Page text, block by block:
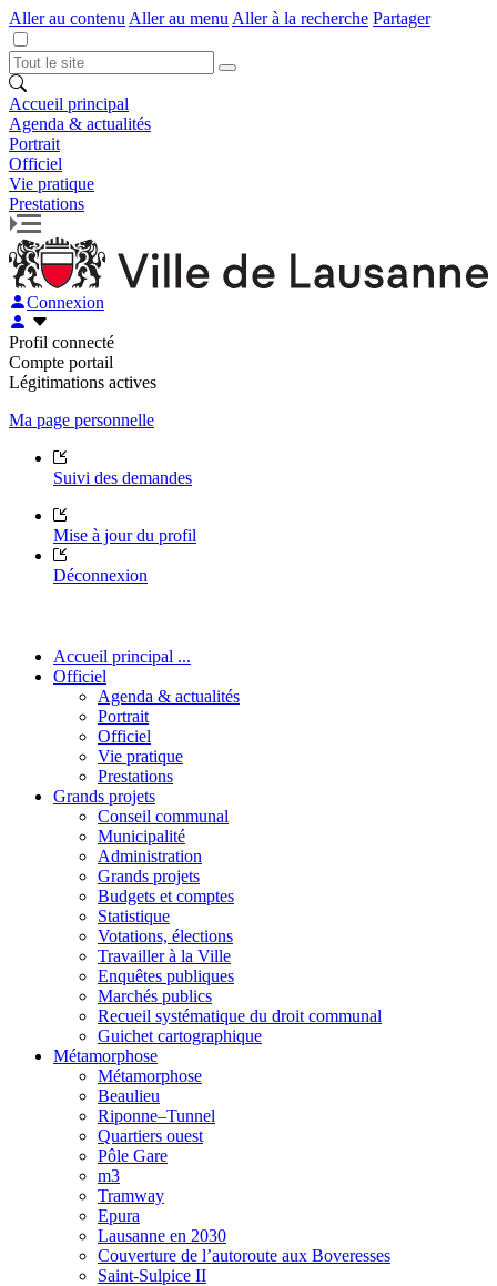
Aller au contenu Aller au menu Aller à la recherche Partager
Accueil principal
Agenda & actualités
Portrait
Officiel
Vie pratique
Prestations
Connexion
Profil connecté
Compte portail
Légitimations actives
Ma page personnelle
Suivi des demandes
Mise à jour du profil
Déconnexion
Accueil principal ...
Officiel
Agenda & actualités
Portrait
Officiel
Vie pratique
Prestations
Grands projets
Conseil communal
Municipalité
Administration
Grands projets
Budgets et comptes
Statistique
Votations, élections
Travailler à la Ville
Enquêtes publiques
Marchés publics
Recueil systématique du droit communal
Guichet cartographique
Métamorphose
Métamorphose
Beaulieu
Riponne–Tunnel
Quartiers ouest
Pôle Gare
m3
Tramway
Epura
Lausanne en 2030
Couverture de l’autoroute aux Boveresses
Saint-Sulpice II